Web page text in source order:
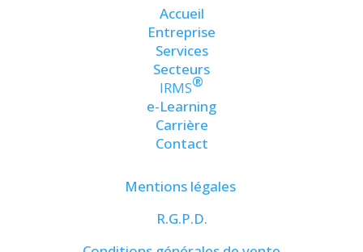
Accueil
Entreprise
Services
Secteurs
IRMS®
e-Learning
Carrière
Contact
Mentions légales
R.G.P.D.